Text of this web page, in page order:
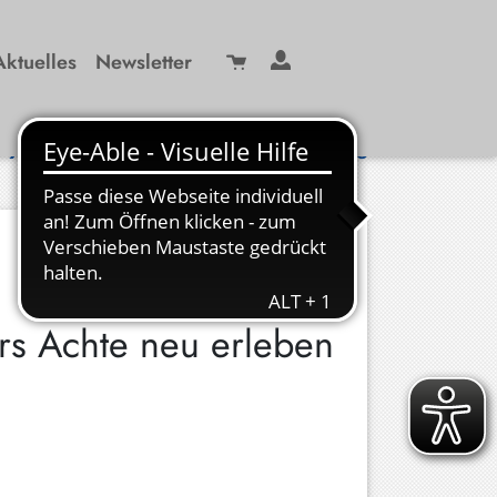
Newsletter
29-0 info(at)kbw-miesbach.de
Achte neu erleben